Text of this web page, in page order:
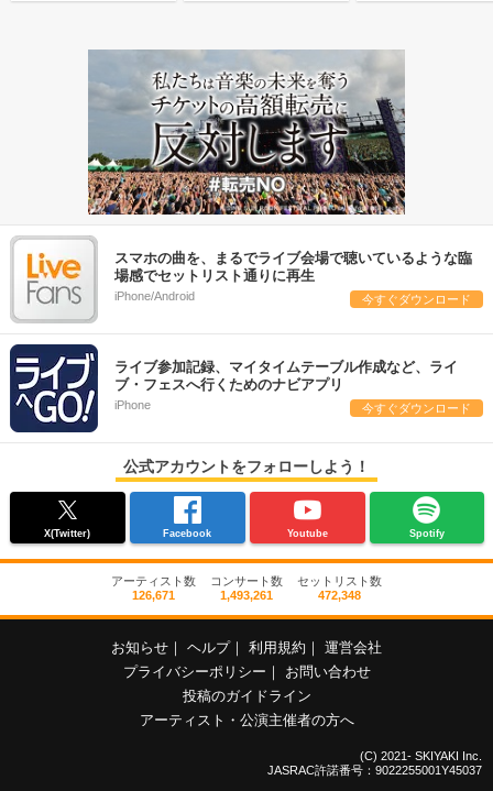
スマホの曲を、まるでライブ会場で聴いているような臨
場感でセットリスト通りに再生
iPhone/Android 今すぐダウンロード
ライブ参加記録、マイタイムテーブル作成など、ライ
ブ・フェスへ行くためのナビアプリ
iPhone 今すぐダウンロード
公式アカウントをフォローしよう！
X(Twitter) Facebook Youtube Spotify
アーティスト数
126,671
コンサート数
1,493,261
セットリスト数
472,348
お知らせ ヘルプ 利用規約
運営会社
プライバシーポリシー
お問い合わせ
投稿のガイドライン
アーティスト・公演主催者の方へ
(C) 2021- SKIYAKI Inc.
JASRAC許諾番号：9022255001Y45037